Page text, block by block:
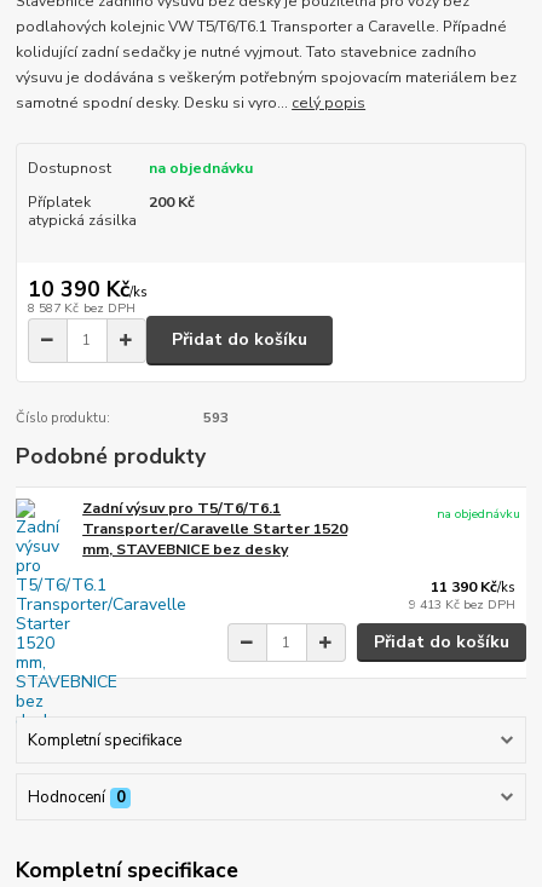
podlahových kolejnic VW T5/T6/T6.1 Transporter a Caravelle. Případné
kolidující zadní sedačky je nutné vyjmout. Tato stavebnice zadního
výsuvu je dodávána s veškerým potřebným spojovacím materiálem bez
samotné spodní desky. Desku si vyro... celý popis
Dostupnost
na objednávku
Příplatek
atypická zásilka
200 Kč
10 390 Kč/ks
8 587 Kč bez DPH
Přidat do košíku
Číslo produktu: 593
Podobné produkty
Zadní výsuv pro T5/T6/T6.1
Transporter/Caravelle Starter 1520
mm, STAVEBNICE bez desky
11 390 Kč/ks
9 413 Kč bez DPH
na objednávku
Přidat do košíku
Kompletní specifikace
Hodnocení 0
Kompletní specifikace